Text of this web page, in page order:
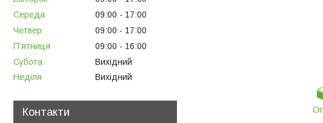
Середа
09:00
17:00
Четвер
09:00
17:00
Пʼятниця
09:00
16:00
Субота
Вихідний
Неділя
Вихідний
Контакти